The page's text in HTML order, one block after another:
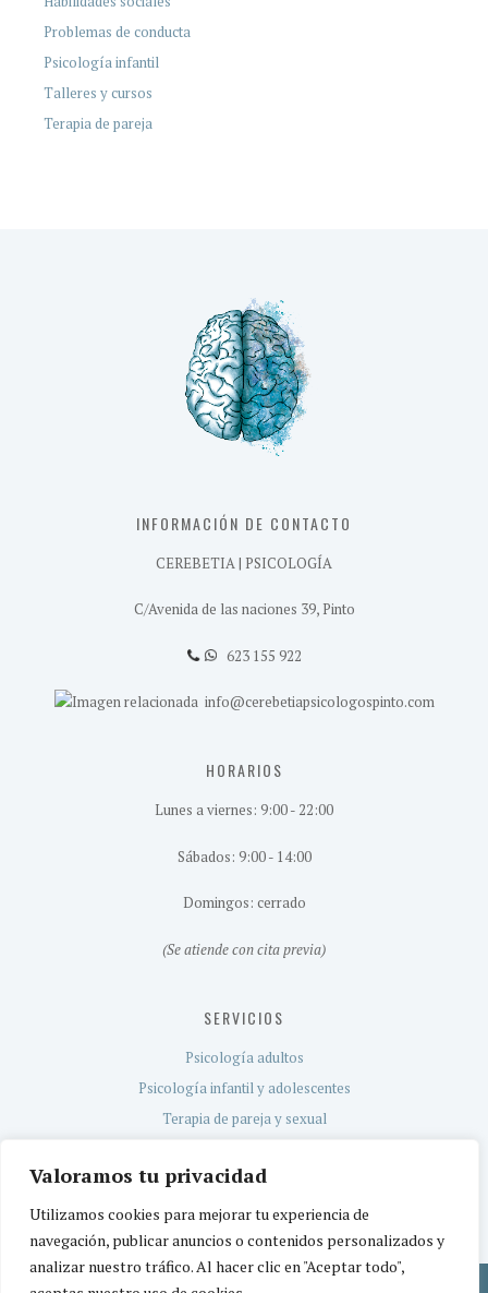
Valoramos tu privacidad
Utilizamos cookies para mejorar tu experiencia de
navegación, publicar anuncios o contenidos personalizados y
analizar nuestro tráfico. Al hacer clic en "Aceptar todo",
Problemas de conducta
Psicología infantil
Talleres y cursos
Terapia de pareja
INFORMACIÓN DE CONTACTO
CEREBETIA | PSICOLOGÍA
C/Avenida de las naciones 39, Pinto
623 155 922
info@cerebetiapsicologospinto.com
HORARIOS
Lunes a viernes: 9:00 - 22:00
Sábados: 9:00 - 14:00
Domingos: cerrado
(Se atiende con cita previa)
SERVICIOS
Psicología adultos
Psicología infantil y adolescentes
Terapia de pareja y sexual
Servicio TEA